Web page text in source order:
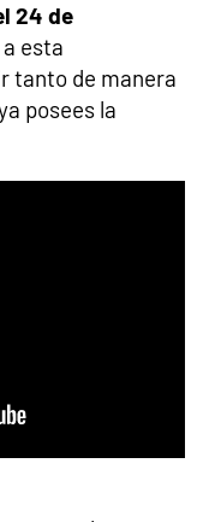
24 de
esta
tanto de manera
posees la